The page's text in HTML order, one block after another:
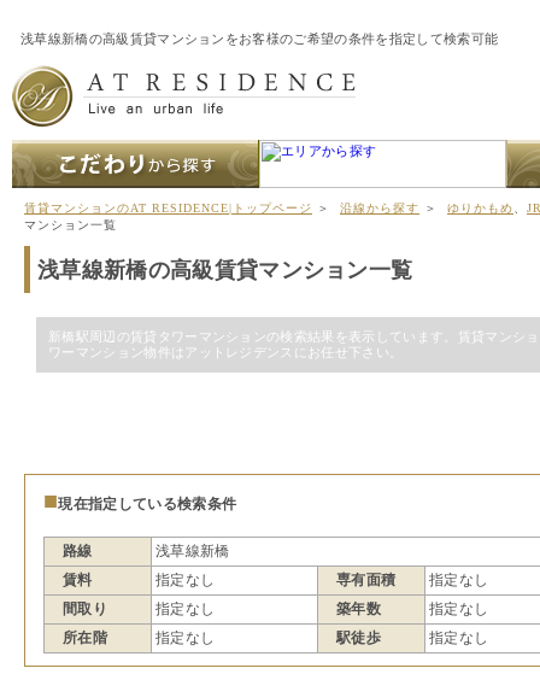
浅草線新橋の高級賃貸マンションをお客様のご希望の条件を指定して検索可能
賃貸マンションのAT RESIDENCE|トップページ ＞ 沿線から探す ＞ ゆりかもめ
マンション一覧
浅草線新橋の高級賃貸マンション一覧
新橋駅周辺の賃貸タワーマンションの検索結果を表示しています。賃貸マンシ
ワーマンション物件はアットレジデンスにお任せ下さい。
■現在指定している検索条件
路線
浅草線新橋
賃料
指定なし 専有面積
指定なし
間取り
指定なし 築年数
指定なし
所在階
指定なし 駅徒歩 指定なし